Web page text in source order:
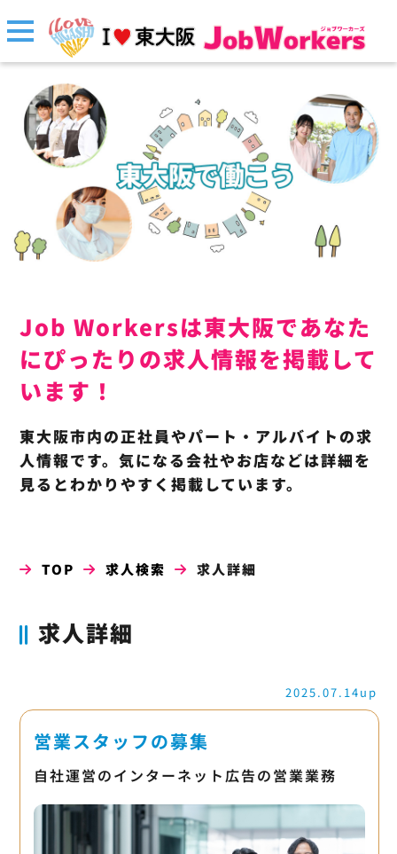
Job Workersは東大阪であなた
にぴったりの求人情報を掲載して
います！
東大阪市内の正社員やパート・アルバイトの求
人情報です。気になる会社やお店などは詳細を
見るとわかりやすく掲載しています。
TOP 求人検索 求人詳細
求人詳細
2025.07.14up
営業スタッフの募集
自社運営のインターネット広告の営業業務